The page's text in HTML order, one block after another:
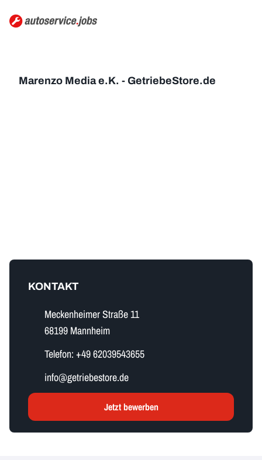
Marenzo Media e.K. - GetriebeStore.de
KONTAKT
Meckenheimer Straße 11
68199 Mannheim
Telefon: +49 62039543655
i​n​f​o​@getriebestore.de
Jetzt bewerben